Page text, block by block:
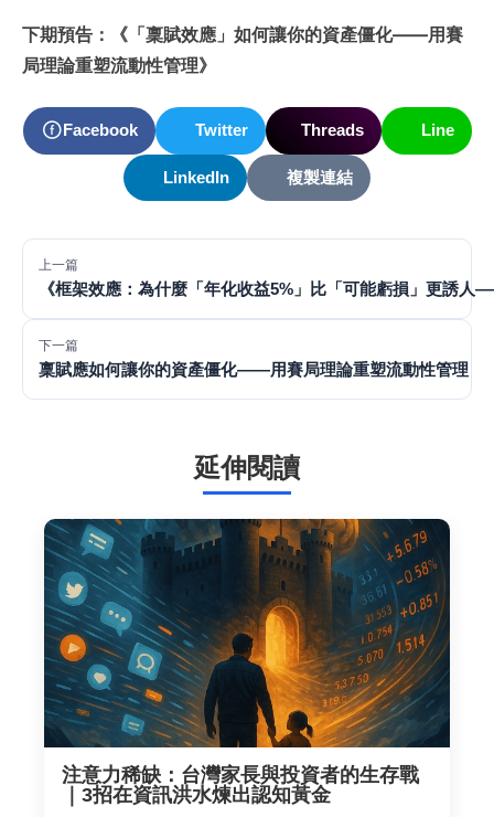
下期預告：《「稟賦效應」如何讓你的資產僵化——用賽
局理論重塑流動性管理》
Facebook Twitter Threads Line
LinkedIn 複製連結
上一篇
《框架效應：為什麼「年化收益5%」比「可能虧損」更誘
下一篇
稟賦應如何讓你的資產僵化——用賽局理論重塑流動性管理
延伸閱讀
注意力稀缺：台灣家長與投資者的生存戰
｜3招在資訊洪水煉出認知黃金